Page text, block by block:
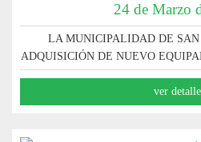
24 de Marzo
LA MUNICIPALIDAD DE
ADQUISICIÓN DE NUEVO
ver